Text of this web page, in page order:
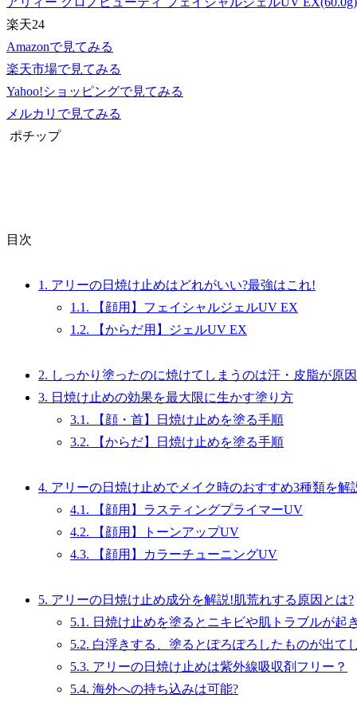
楽天24
Amazonで見てみる
楽天市場で見てみる
Yahoo!ショッピングで見てみる
メルカリで見てみる
ポチップ
目次
1. アリーの日焼け止めはどれがいい?最強はこれ!
1.1. 【顔用】フェイシャルジェルUV EX
1.2. 【からだ用】ジェルUV EX
2. しっかり塗ったのに焼けてしまうのは汗・皮脂が原因
3. 日焼け止めの効果を最大限に生かす塗り方
3.1. 【顔・首】日焼け止めを塗る手順
3.2. 【からだ】日焼け止めを塗る手順
4. アリーの日焼け止めでメイク時のおすすめ3種類を解
4.1. 【顔用】ラスティングプライマーUV
4.2. 【顔用】トーンアップUV
4.3. 【顔用】カラーチューニングUV
5. アリーの日焼け止め成分を解説!肌荒れする原因とは?
5.1. 日焼け止めを塗るとニキビや肌トラブルが起
5.2. 白浮きする、塗るとぽろぽろしたものが出て
5.3. アリーの日焼け止めは紫外線吸収剤フリー？
5.4. 海外への持ち込みは可能?